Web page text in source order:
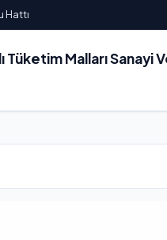
Hattı
Tüketim Malları